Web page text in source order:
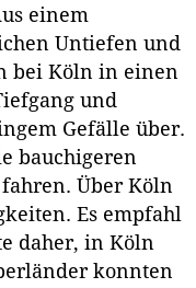
einem
Untiefen und
bei Köln in einen
und
Gefälle über.
bauchigeren
Über Köln
Es empfahl
daher, in Köln
konnten